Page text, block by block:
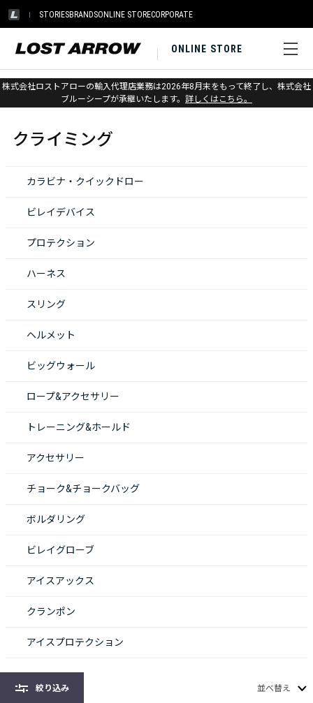
STORIESBRANDSONLINE STORECORPORATE
ONLINE STORE
株式会社ロストアローの輸入代理店業務は2026年8月末をもって終了し、株式会社
ブルーシープが承継いたします。 詳しくはこちら。
ホーム > クライミング
クライミング
絞り込み 並べ替え
カラビナ・クイックドロー
ビレイデバイス
プロテクション
ハーネス
スリング
ヘルメット
ビッグウォール
ロープ&アクセサリー
トレーニング&ホールド
アクセサリー
チョーク&チョークバッグ
ボルダリング
ビレイグローブ
アイスアックス
クランポン
アイスプロテクション